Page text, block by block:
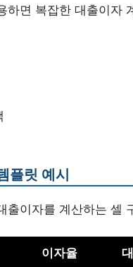
하면 복잡한 대출이자
플릿 예시
출이자를 계산하는 셀
이자율